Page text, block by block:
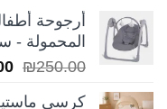
أرجوحة
المحمولة -
₪250.00